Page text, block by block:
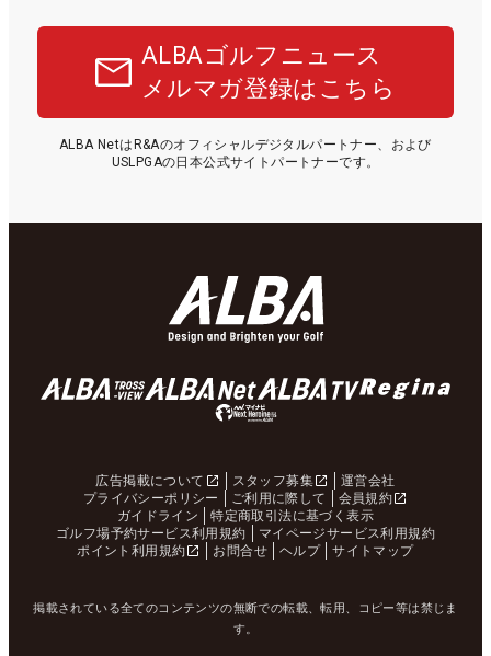
ALBAゴルフニュース
メルマガ登録はこちら
ALBA NetはR&Aのオフィシャルデジタルパートナー、および
USLPGAの日本公式サイトパートナーです。
広告掲載について スタッフ募集
運営会社
プライバシーポリシー
ご利用に際して
会員規約
ガイドライン
特定商取引法に基づく表示
ゴルフ場予約サービス利用規約
マイページサービス利用規約
ポイント利用規約
お問合せ ヘルプ サイトマップ
掲載されている全てのコンテンツの無断での転載、転用、コピー等は禁じま
す。